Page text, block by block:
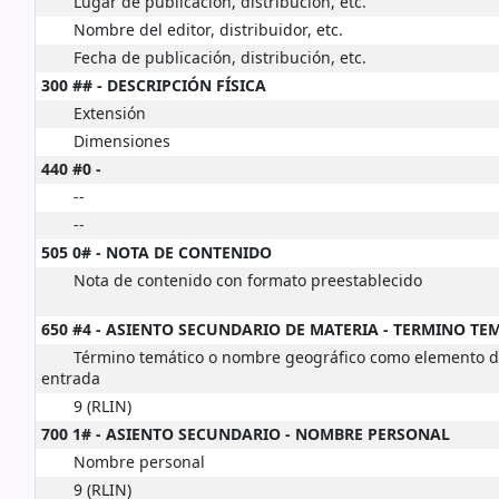
Nombre del editor, distribuidor, etc.
Fecha de publicación, distribución, etc.
300 ## - DESCRIPCIÓN FÍSICA
Extensión
Dimensiones
440 #0 -
--
--
505 0# - NOTA DE CONTENIDO
Nota de contenido con formato preestablecido
650 #4 - ASIENTO SECUNDARIO DE MATERIA - TERMINO
Término temático o nombre geográfico como elemento
entrada
9 (RLIN)
700 1# - ASIENTO SECUNDARIO - NOMBRE PERSONAL
Nombre personal
9 (RLIN)